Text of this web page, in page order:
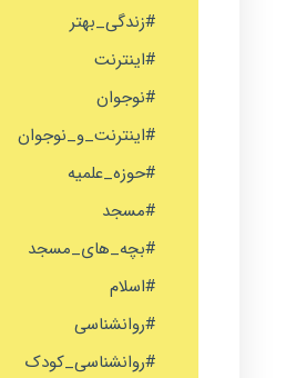
#زندگی_بهتر
#اینترنت
#نوجوان
#اینترنت_و_نوجوان
#حوزه_علمیه
#مسجد
#بچه_های_مسجد
#اسلام
#روانشناسی
#روانشناسی_کودک